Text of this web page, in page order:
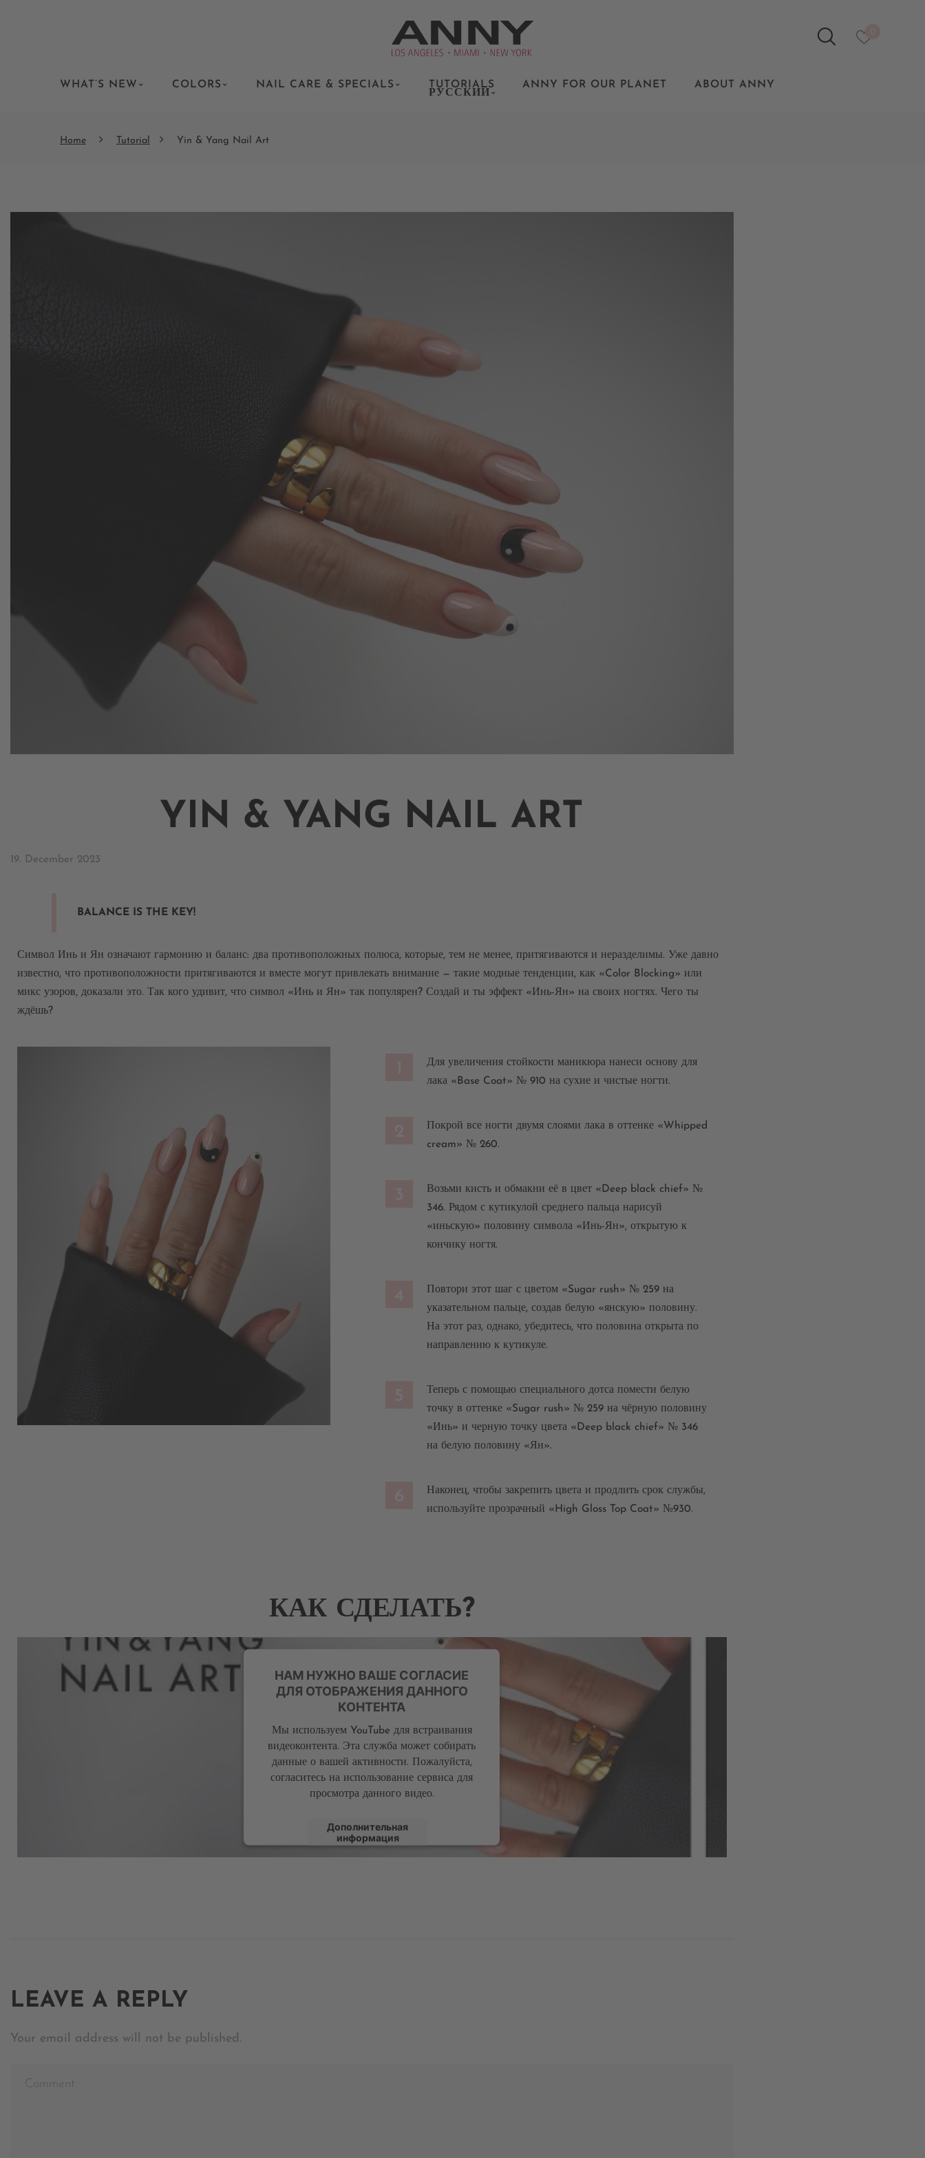
WHAT’S NEW COLORS NAIL CARE & SPECIALS TUTORIALS ANNY FOR OUR PLANET ABOUT ANNY
РУССКИЙ
Home Tutorial Yin & Yang Nail Art
YIN & YANG NAIL ART
19. December 2023
BALANCE IS THE KEY!
Символ Инь и Ян означают гармонию и баланс: два противоположных полюса, которые, тем не менее, притягиваются и неразделимы. Уже давно
известно, что противоположности притягиваются и вместе могут привлекать внимание — такие модные тенденции, как «Color Blocking» или
микс узоров, доказали это. Так кого удивит, что символ «Инь и Ян» так популярен? Создай и ты эффект «Инь-Ян» на своих ногтях. Чего ты
ждёшь?
Для увеличения стойкости маникюра нанеси основу для
лака «Base Coat» № 910 на сухие и чистые ногти.
Покрой все ногти двумя слоями лака в оттенке «Whipped
cream» № 260.
Возьми кисть и обмакни её в цвет «Deep black chief» №
346. Рядом с кутикулой среднего пальца нарисуй
«иньскую» половину символа «Инь-Ян», открытую к
кончику ногтя.
Повтори этот шаг с цветом «Sugar rush» № 259 на
указательном пальце, создав белую «янскую» половину.
На этот раз, однако, убедитесь, что половина открыта по
направлению к кутикуле.
Теперь с помощью специального дотса помести белую
точку в оттенке «Sugar rush» № 259 на чёрную половину
«Инь» и черную точку цвета «Deep black chief» № 346
на белую половину «Ян».
Наконец, чтобы закрепить цвета и продлить срок службы,
используйте прозрачный «High Gloss Top Coat» №930.
КАК СДЕЛАТЬ?
НАМ НУЖНО ВАШЕ СОГЛАСИЕ
ДЛЯ ОТОБРАЖЕНИЯ ДАННОГО
КОНТЕНТА
Мы используем YouTube для встраивания
видеоконтента. Эта служба может собирать
данные о вашей активности. Пожалуйста,
согласитесь на использование сервиса для
просмотра данного видео.
Дополнительная
информация
LEAVE A REPLY
Your email address will not be published.